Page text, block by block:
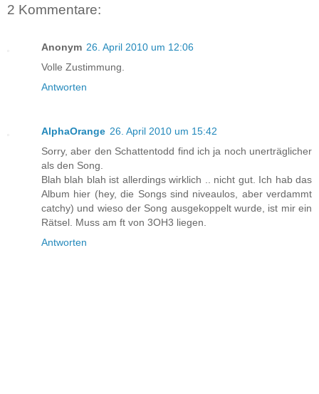
2 Kommentare:
Anonym 26. April 2010 um 12:06
Volle Zustimmung.
Antworten
AlphaOrange 26. April 2010 um 15:42
Sorry, aber den Schattentodd find ich ja noch unerträglicher
als den Song.
Blah blah blah ist allerdings wirklich .. nicht gut. Ich hab das
Album hier (hey, die Songs sind niveaulos, aber verdammt
catchy) und wieso der Song ausgekoppelt wurde, ist mir ein
Rätsel. Muss am ft von 3OH3 liegen.
Antworten